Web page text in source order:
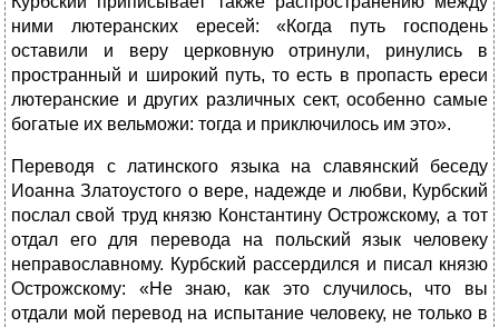
ними лютеранских ересей: «Когда путь господень
оставили и веру церковную отринули, ринулись в
пространный и широкий путь, то есть в пропасть ереси
лютеранские и других различных сект, особенно самые
богатые их вельможи: тогда и приключилось им это».
Переводя с латинского языка на славянский беседу
Иоанна Златоустого о вере, надежде и любви, Курбский
послал свой труд князю Константину Острожскому, а тот
отдал его для перевода на польский язык человеку
неправославному. Курбский рассердился и писал князю
Острожскому: «Не знаю, как это случилось, что вы
отдали мой перевод на испытание человеку, не только в